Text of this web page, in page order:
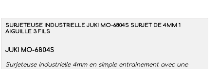
SURJETEUSE INDUSTRIELLE JUKI MO-6804S SURJET DE 4MM 1
AIGUILLE 3 FILS
JUKI MO-6804S
Surjeteuse industrielle 4mm en simple entrainement avec une